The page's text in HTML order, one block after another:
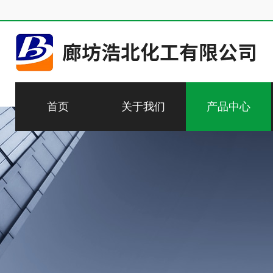
首页 关于我们 产品中心